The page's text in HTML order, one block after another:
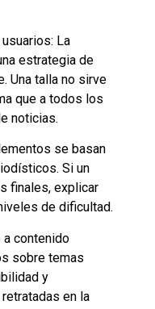
La
estrategia de
Una talla no sirve
que a todos los
noticias.
se basan
Si un
finales, explicar
de dificultad.
contenido
sobre temas
y
en la